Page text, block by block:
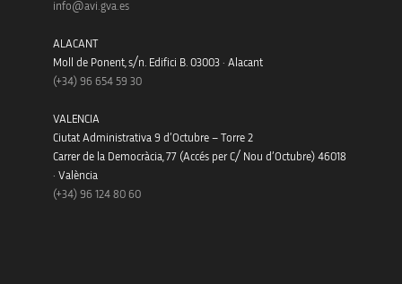
info@avi.gva.es
ALACANT
Moll de Ponent, s/n. Edifici B. 03003 · Alacant
(+34) 96 654 59 30
VALENCIA
Ciutat Administrativa 9 d’Octubre – Torre 2
Carrer de la Democràcia, 77 (Accés per C/ Nou d’Octubre) 46018
· València
(+34) 96 124 80 60